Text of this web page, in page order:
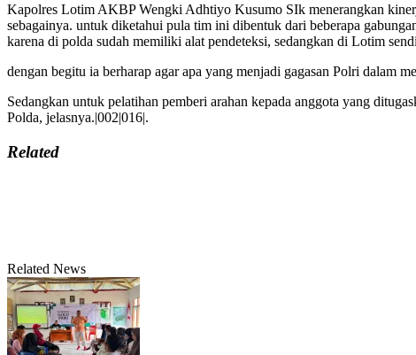
Kapolres Lotim AKBP Wengki Adhtiyo Kusumo SIk menerangkan
sebagainya. untuk diketahui pula tim ini dibentuk dari beberapa
karena di polda sudah memiliki alat pendeteksi, sedangkan di Lotim
dengan begitu ia berharap agar apa yang menjadi gagasan Polri dalam
Sedangkan untuk pelatihan pemberi arahan kepada anggota yang
Polda, jelasnya.|002|016|.
Related
Related News